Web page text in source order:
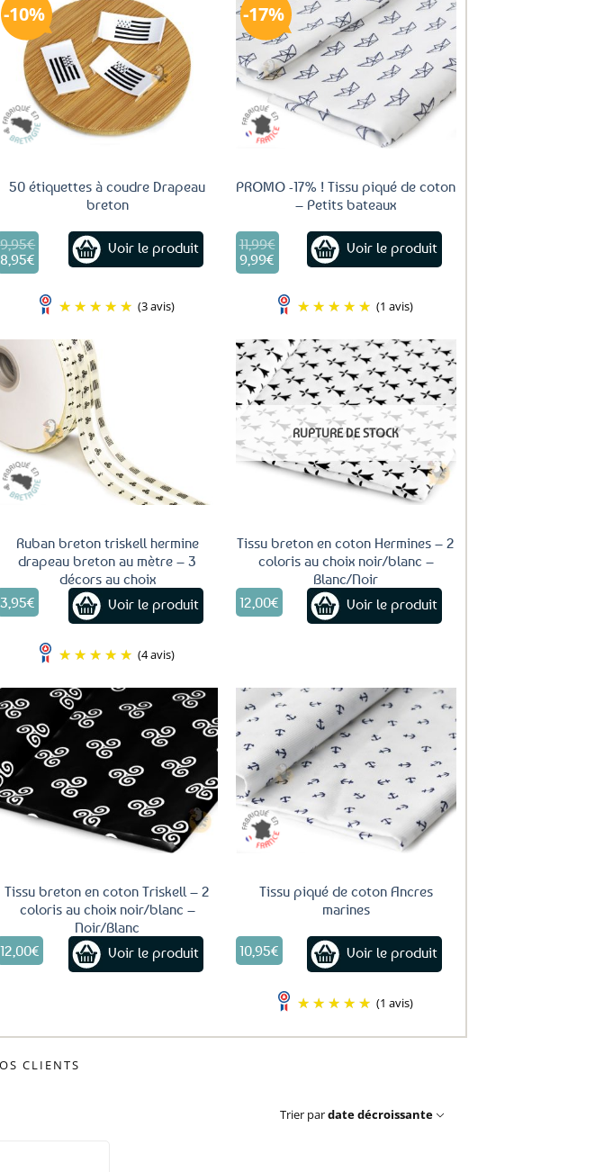
10%
Ajouter
aux
favoris
50 étiquettes à coudre Drapeau
breton
9,95€
Le
prix
initial
8,95€
Le
actuel
est :
Voir le produit
(3 avis)
17%
Ajouter
favoris
PROMO -17% ! Tissu piqué de coton
– Petits bateaux
11,99€
Le
prix
initial
9,99€
Le
actuel
est :
Voir le produit
(1 avis)
Ruban breton triskell hermine
drapeau breton au mètre – 3
décors au choix
3,95€ Voir le produit
Ce
produit
plusieurs
variations.
options
peuvent
être
choisies
sur
du
(4 avis)
RUPTURE DE STOCK
Tissu breton en coton Hermines – 2
coloris au choix noir/blanc –
Blanc/Noir
12,00€ Voir le produit
Tissu breton en coton Triskell – 2
coloris au choix noir/blanc –
Noir/Blanc
12,00€ Voir le produit
aux
favoris
Tissu piqué de coton Ancres
marines
10,95€ Voir le produit
(1 avis)
CLIENTS
Trier pardate décroissante